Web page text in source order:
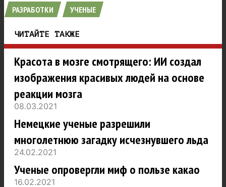
РАЗРАБОТКИ УЧЕНЫЕ
ЧИТАЙТЕ ТАКЖЕ
Красота в мозге смотрящего: ИИ создал
изображения красивых людей на основе
реакции мозга
08.03.2021
Немецкие ученые разрешили
многолетнюю загадку исчезнувшего льда
24.02.2021
Ученые опровергли миф о пользе какао
16.02.2021